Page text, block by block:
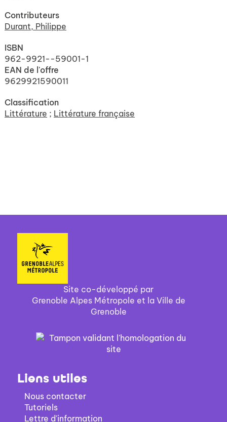
Contributeurs
Durant, Philippe
ISBN
962-9921--59001-1
EAN de l'offre
9629921590011
Classification
Littérature ; Littérature française
Site co-développé par
Grenoble Alpes Métropole et la Ville de
Grenoble
Liens utiles
Nous contacter
Tutoriels
Lettre d'information